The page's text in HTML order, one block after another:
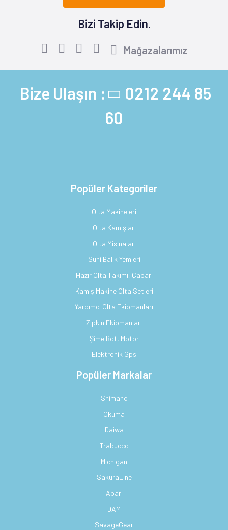
Bizi Takip Edin.
Mağazalarımız
Bize Ulaşın : 0212 244 85
60
Popüler Kategoriler
Olta Makineleri
Olta Kamışları
Olta Misinaları
Suni Balık Yemleri
Hazır Olta Takımı, Çapari
Kamış Makine Olta Setleri
Yardımcı Olta Ekipmanları
Zıpkın Ekipmanları
Şime Bot, Motor
Elektronik Gps
Popüler Markalar
Shimano
Okuma
Daiwa
Trabucco
Michigan
SakuraLine
Abari
DAM
SavageGear